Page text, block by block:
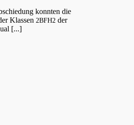
konnten die
Klassen 2BFH2 der
[...]